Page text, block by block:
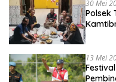
30 Mei
Polsek
13 Mei